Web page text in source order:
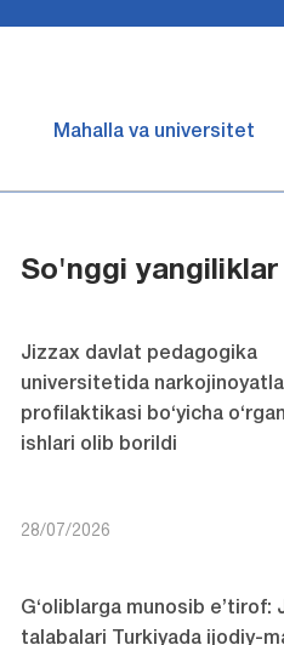
Mahalla va universitet
So'nggi yangiliklar
Jizzax davlat pedagogika
universitetida
profilaktikasi bo‘yicha
ishlari olib borildi
28/07/2026
G‘oliblarga munosib e’tirof:
talabalari Turkiyada ijodiy-